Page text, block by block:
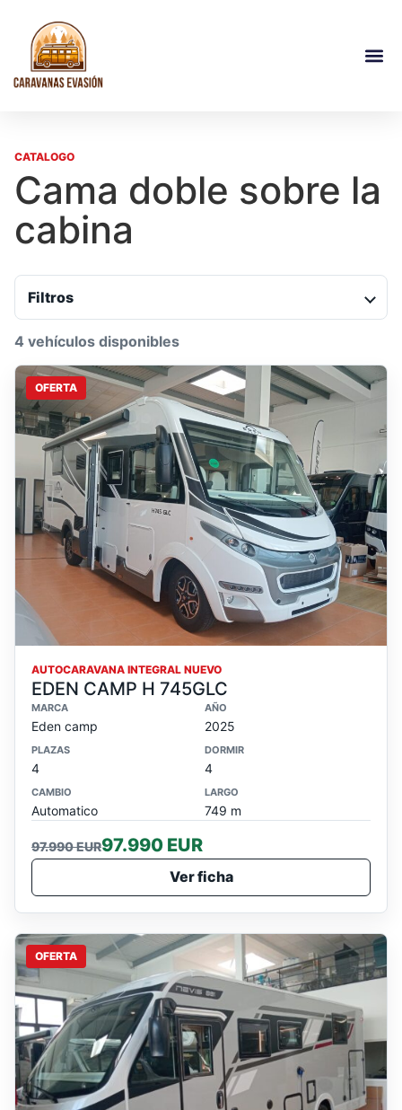
CATALOGO
Cama doble sobre la
cabina
Filtros
4 vehículos disponibles
OFERTA
AUTOCARAVANA INTEGRAL NUEVO
EDEN CAMP H 745GLC
MARCA
Eden camp
AÑO
2025
PLAZAS
4
DORMIR
4
CAMBIO
Automatico
LARGO
749 m
97.990 EUR97.990 EUR
Ver ficha
OFERTA